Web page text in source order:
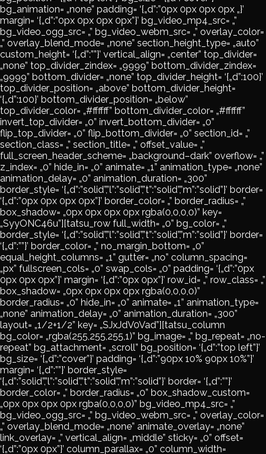
bg_animation= „none” padding= ‘{„d”:”0px 0px 0px 0px „}’
margin= ‘{„d”:”0px 0px 0px 0px”}’ bg_video_mp4_src= „”
bg_video_ogg_src= „” bg_video_webm_src= „” overlay_color=
„” overlay_blend_mode= „none” section_height_type= „auto”
custom_height= ‘{„d”:””}’ vertical_align= „center” top_divider=
„none” top_divider_zindex= „9999” bottom_divider_zindex=
„9999” bottom_divider= „none” top_divider_height= ‘{„d”:100}’
top_divider_position= „above” bottom_divider_height=
‘{„d”:100}’ bottom_divider_position= „below”
top_divider_color= „#ffffff” bottom_divider_color= „#ffffff”
invert_top_divider= „0” invert_bottom_divider= „0”
flip_top_divider= „0” flip_bottom_divider= „0” section_id= „”
section_class= „” section_title= „” offset_value= „”
full_screen_header_scheme= „background–dark” overflow= „”
z_index= „0” hide_in= „0” animate= „1” animation_type= „none”
animation_delay= „0” animation_duration= „300”
border_style= ‘{„d”:”solid”,”l”:”solid”,”t”:”solid”,”m”:”solid”}’ border=
‘{„d”:”0px 0px 0px 0px”}’ border_color= „” border_radius= „”
box_shadow= „0px 0px 0px 0px rgba(0,0,0,0)” key=
„SyyONC46u”][tatsu_row full_width= „0” bg_color= „”
border_style= ‘{„d”:”solid”,”l”:”solid”,”t”:”solid”,”m”:”solid”}’ border=
‘{„d”:””}’ border_color= „” no_margin_bottom= „0”
equal_height_columns= „1” gutter= „no” column_spacing=
„px” fullscreen_cols= „0” swap_cols= „0” padding= ‘{„d”:”0px
0px 0px 0px”}’ margin= ‘{„d”:”0px 0px”}’ row_id= „” row_class= „”
box_shadow= „0px 0px 0px 0px rgba(0,0,0,0)”
border_radius= „0” hide_in= „0” animate= „1” animation_type=
„none” animation_delay= „0” animation_duration= „300”
layout= „1/2+1/2” key= „SJxJdV0Vad”][tatsu_column
bg_color= „rgba(255,255,255,1)” bg_image= „” bg_repeat= „no-
repeat” bg_attachment= „scroll” bg_position= ‘{„d”:”top left”}’
bg_size= ‘{„d”:”cover”}’ padding= ‘{„d”:”90px 10% 90px 10%”}’
margin= ‘{„d”:””}’ border_style=
‘{„d”:”solid”,”l”:”solid”,”t”:”solid”,”m”:”solid”}’ border= ‘{„d”:””}’
border_color= „” border_radius= „0” box_shadow_custom=
„0px 0px 0px 0px rgba(0,0,0,0)” bg_video_mp4_src= „”
bg_video_ogg_src= „” bg_video_webm_src= „” overlay_color=
„” overlay_blend_mode= „none” animate_overlay= „none”
link_overlay= „” vertical_align= „middle” sticky= „0” offset=
‘{„d”:”0px 0px”}’ column_parallax= „0” column_width=